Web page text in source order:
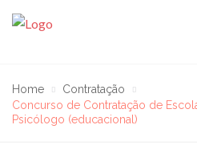
Home
Contratação
Concurso de Contratação de
Psicólogo (educacional)